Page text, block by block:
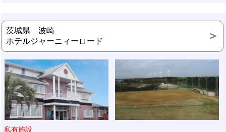
茨城県 波崎
ホテルジャーニィーロード
私有施設